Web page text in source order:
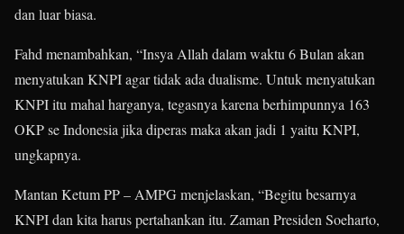
dan luar biasa.
Fahd menambahkan, “Insya Allah dalam waktu 6 Bulan akan
menyatukan KNPI agar tidak ada dualisme. Untuk menyatukan
KNPI itu mahal harganya, tegasnya karena berhimpunnya 163
OKP se Indonesia jika diperas maka akan jadi 1 yaitu KNPI,
ungkapnya.
Mantan Ketum PP – AMPG menjelaskan, “Begitu besarnya
KNPI dan kita harus pertahankan itu. Zaman Presiden Soeharto,